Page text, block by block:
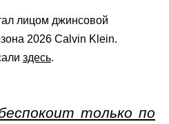
лицом джинсовой
2026 Calvin Klein.
здесь.
только по